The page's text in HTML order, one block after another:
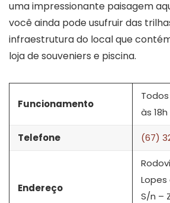
uma impressionante paisagem
você ainda pode usufruir das
infraestrutura do local que
loja de souveniers e piscina.
Funcionamento
às 18h
Telefone (67)
Endereço
Lopes
S/n –